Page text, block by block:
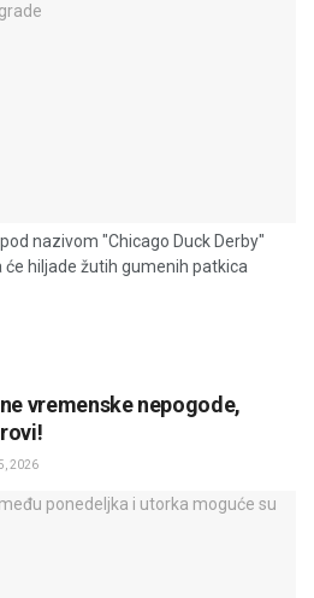
nazivom "Chicago Duck Derby"
će hiljade žutih gumenih patkica
vremenske nepogode,
2026